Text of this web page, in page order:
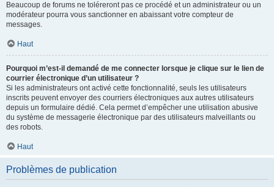
Beaucoup de forums ne toléreront pas ce procédé et un administrateur ou un
modérateur pourra vous sanctionner en abaissant votre compteur de
messages.
Haut
Pourquoi m’est-il demandé de me connecter lorsque je clique sur le lien de
courrier électronique d’un utilisateur ?
Si les administrateurs ont activé cette fonctionnalité, seuls les utilisateurs
inscrits peuvent envoyer des courriers électroniques aux autres utilisateurs
depuis un formulaire dédié. Cela permet d’empêcher une utilisation abusive
du système de messagerie électronique par des utilisateurs malveillants ou
des robots.
Haut
Problèmes de publication